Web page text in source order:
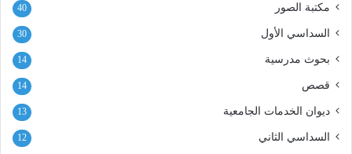
مكتبة الصور 40
السداسي الأول 30
بحوث مدرسية 14
قصص 14
ديوان الخدمات الجامعية 13
السداسي الثاني 12